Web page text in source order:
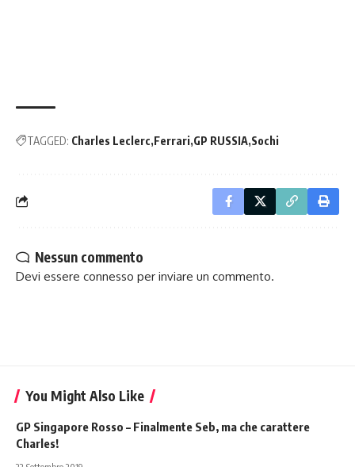
TAGGED: Charles Leclerc Ferrari GP RUSSIA Sochi
Nessun commento
Devi essere connesso per inviare un commento.
You Might Also Like
GP Singapore Rosso – Finalmente Seb, ma che carattere
Charles!